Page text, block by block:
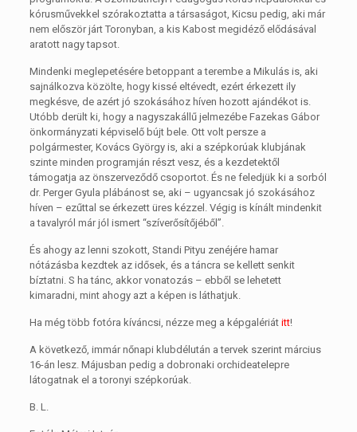
kórusművekkel szórakoztatta a társaságot, Kicsu pedig, aki már
nem először járt Toronyban, a kis Kabost megidéző elődásával
aratott nagy tapsot.
Mindenki meglepetésére betoppant a terembe a Mikulás is, aki
sajnálkozva közölte, hogy kissé eltévedt, ezért érkezett ily
megkésve, de azért jó szokásához híven hozott ajándékot is.
Utóbb derült ki, hogy a nagyszakállű jelmezébe Fazekas Gábor
önkormányzati képviselő bújt bele. Ott volt persze a
polgármester, Kovács György is, aki a szépkorúak klubjának
szinte minden programján részt vesz, és a kezdetektől
támogatja az önszerveződő csoportot. És ne feledjük ki a sorból
dr. Perger Gyula plábánost se, aki – ugyancsak jó szokásához
híven – ezűttal se érkezett üres kézzel. Végig is kínált mindenkit
a tavalyról már jól ismert “szíverősítőjéből”.
És ahogy az lenni szokott, Standi Pityu zenéjére hamar
nótázásba kezdtek az idősek, és a táncra se kellett senkit
bíztatni. S ha tánc, akkor vonatozás – ebből se lehetett
kimaradni, mint ahogy azt a képen is láthatjuk.
Ha még több fotóra kíváncsi, nézze meg a képgalériát itt!
A következő, immár nőnapi klubdélután a tervek szerint március
16-án lesz. Májusban pedig a dobronaki orchideatelepre
látogatnak el a toronyi szépkorúak.
B. L.